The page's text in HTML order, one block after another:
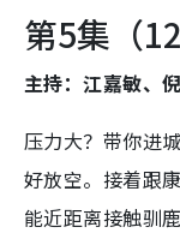
第5集（
主持：江嘉敏、
压力大？带你进
好放空。接着跟
能近距离接触驯